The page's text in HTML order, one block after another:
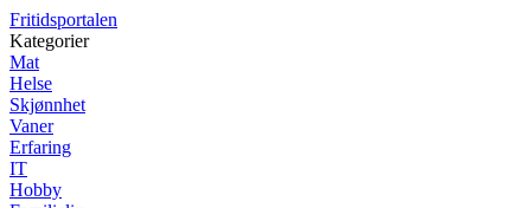
Fritidsportalen
Kategorier
Mat
Helse
Skjønnhet
Vaner
Erfaring
IT
Hobby